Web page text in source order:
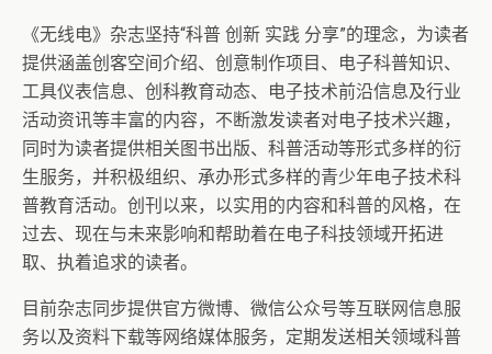
《无线电》杂志坚持“科普 创新 实践 分享”的理念，为读者
提供涵盖创客空间介绍、创意制作项目、电子科普知识、
工具仪表信息、创科教育动态、电子技术前沿信息及行业
活动资讯等丰富的内容，不断激发读者对电子技术兴趣，
同时为读者提供相关图书出版、科普活动等形式多样的衍
生服务，并积极组织、承办形式多样的青少年电子技术科
普教育活动。创刊以来，以实用的内容和科普的风格，在
过去、现在与未来影响和帮助着在电子科技领域开拓进
取、执着追求的读者。
目前杂志同步提供官方微博、微信公众号等互联网信息服
务以及资料下载等网络媒体服务，定期发送相关领域科普